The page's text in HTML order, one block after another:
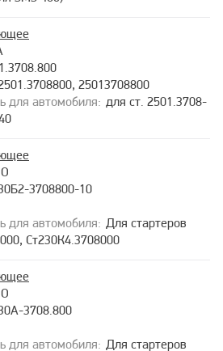
25013708800
для ст. 2501.3708-
3708800-10
Для стартеров
Ст230К4.3708000
3708.800
Для стартеров